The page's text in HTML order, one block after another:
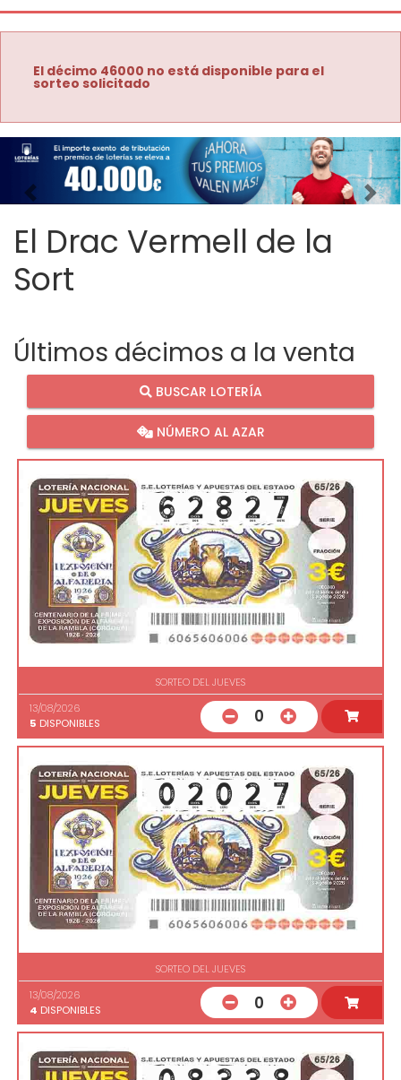
El décimo 46000 no está disponible para el
sorteo solicitado
Imagen anterior
El Drac Vermell de la
Sort
Últimos décimos a la venta
BUSCAR LOTERÍA
NÚMERO AL AZAR
SORTEO DEL JUEVES
13/08/2026
5 DISPONIBLES 0
SORTEO DEL JUEVES
13/08/2026
4 DISPONIBLES 0